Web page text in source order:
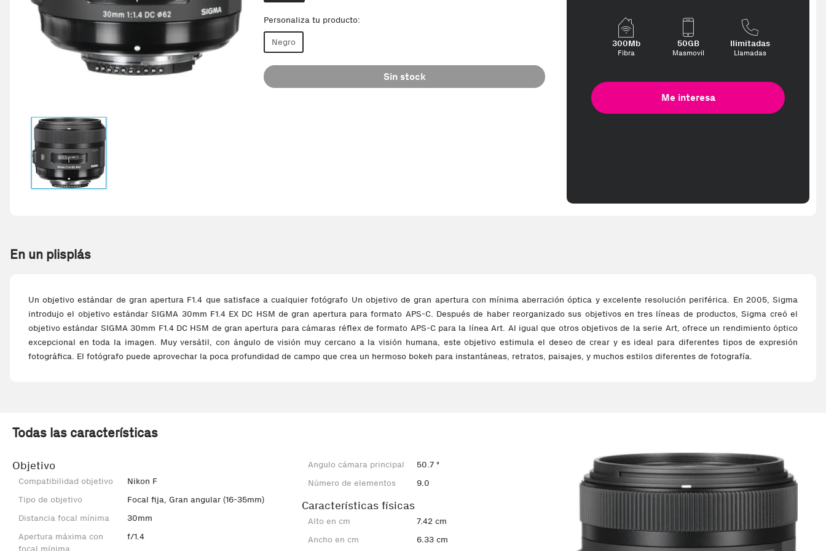
Personaliza tu producto:
Negro
Sin stock
300Mb
Fibra
50GB
Masmovil
Ilimitadas
Llamadas
Me interesa
En un plisplás
Un objetivo estándar de gran apertura F1.4 que satisface a cualquier fotógrafo Un objetivo de gran apertura con mínima aberración óptica y excelente resolución periférica. En 2005, Sigma
introdujo el objetivo estándar SIGMA 30mm F1.4 EX DC HSM de gran apertura para formato APS-C. Después de haber reorganizado sus objetivos en tres líneas de productos, Sigma creó el
objetivo estándar SIGMA 30mm F1.4 DC HSM de gran apertura para cámaras réflex de formato APS-C para la línea Art. Al igual que otros objetivos de la serie Art, ofrece un rendimiento óptico
excepcional en toda la imagen. Muy versátil, con ángulo de visión muy cercano a la visión humana, este objetivo estimula el deseo de crear y es ideal para diferentes tipos de expresión
fotográfica. El fotógrafo puede aprovechar la poca profundidad de campo que crea un hermoso bokeh para instantáneas, retratos, paisajes, y muchos estilos diferentes de fotografía.
Todas las características
Objetivo
Compatibilidad objetivo
Nikon F
Tipo de objetivo
Focal fija, Gran angular (16-35mm)
Distancia focal mínima
30mm
Apertura máxima con
focal mínima
f/1.4
Angulo cámara principal
50.7 º
Número de elementos
9.0
Características físicas
Alto en cm
7.42 cm
Ancho en cm
6.33 cm